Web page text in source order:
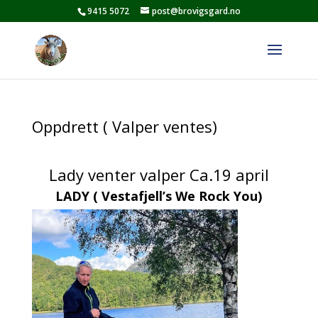
9415 5072 post@brovigsgard.no
Oppdrett ( Valper ventes)
Lady venter valper Ca.19 april
LADY ( Vestafjell’s We Rock You)